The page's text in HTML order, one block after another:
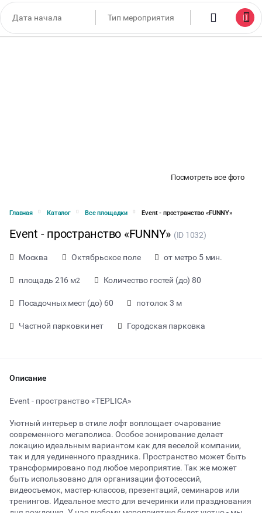
Посмотреть все фото
Главная Каталог Все площадки Event - пространство «FUNNY»
Event - пространство «FUNNY» (ID 1032)
Москва Октябрьское поле от метро 5 мин.
площадь 216 м2 Количество гостей (до) 80
Посадочных мест (до) 60 потолок 3 м
Частной парковки нет Городская парковка
Описание
Event - пространство «TEPLICA»
Уютный интерьер в стиле лофт воплощает очарование
современного мегаполиса. Особое зонирование делает
локацию идеальным вариантом как для веселой компании,
так и для уединенного праздника. Пространство может быть
трансформировано под любое мероприятие. Так же может
быть использовано для организации фотосессий,
видеосъемок, мастер-классов, презентаций, семинаров или
тренингов. Идеальное место для вечеринки или празднования
дня рождения. У нас любому мероприятию будет уютно - мы
от 0 ₽ за час